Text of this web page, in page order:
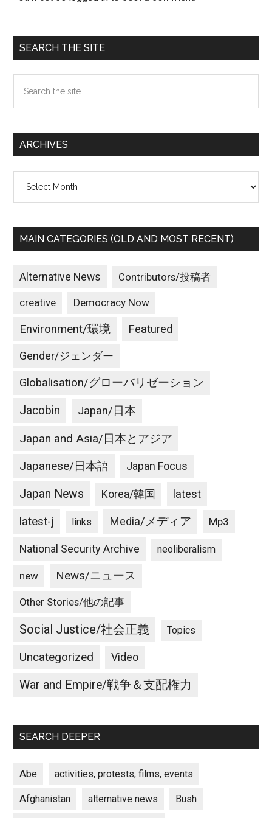
Primary
Sidebar
SEARCH THE SITE
the
ARCHIVES
MAIN CATEGORIES (OLD AND MOST RECENT)
Alternative News Contributors/投稿者
creative Democracy Now
Environment/環境 Featured
Gender/ジェンダー
Globalisation/グローバリゼーション
Jacobin Japan/日本
Japan and Asia/日本とアジア
Japanese/日本語 Japan Focus
Japan News Korea/韓国 latest
latest-j links Media/メディア Mp3
National Security Archive neoliberalism
new News/ニュース
Other Stories/他の記事
Social Justice/社会正義 Topics
Uncategorized Video
War and Empire/戦争＆支配権力
SEARCH DEEPER
Abe activities, protests, films, events
Afghanistan alternative news Bush